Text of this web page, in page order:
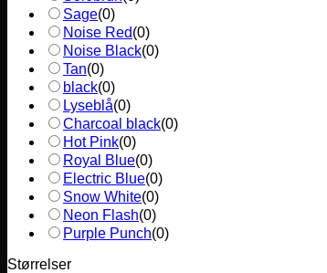
Sage(0)
Noise Red(0)
Noise Black(0)
Tan(0)
black(0)
Lyseblå(0)
Charcoal black(0)
Hot Pink(0)
Royal Blue(0)
Electric Blue(0)
Snow White(0)
Neon Flash(0)
Purple Punch(0)
Størrelser